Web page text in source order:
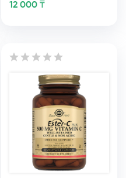
12 000 ₸